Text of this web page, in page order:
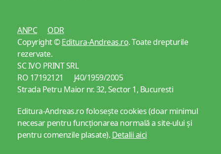
ANPC
ODR
Copyright ©Editura-Andreas.ro. Toate drepturile
rezervate.
SC IVO PRINT SRL
RO 17192121 J40/1959/2005
Strada Petru Maior nr. 32, Sector 1, Bucuresti
Editura-Andreas.ro folosește cookies (doar minimul
necesar pentru funcționarea normală a site-ului și
pentru comenzile plasate). Detalii aici